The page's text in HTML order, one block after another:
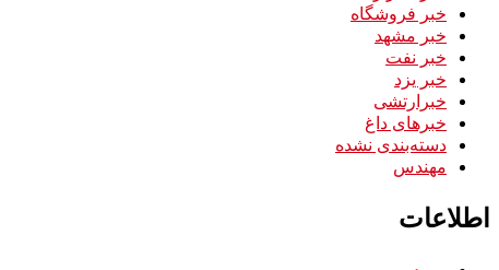
خبر فروشگاه
خبر مشهد
خبر نفت
خبر یزد
خبرارتشی
خبرهای داغ
دسته‌بندی نشده
مهندس
اطلاعات